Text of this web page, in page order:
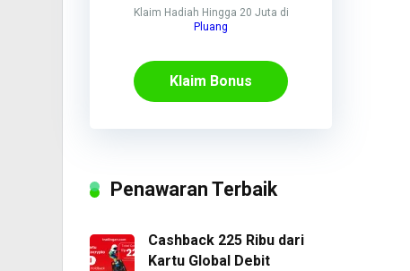
Klaim Hadiah Hingga 20 Juta di
Pluang
Klaim Bonus
Penawaran Terbaik
Cashback 225 Ribu dari
Kartu Global Debit